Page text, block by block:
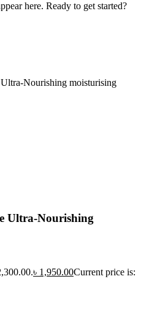
here. Ready to get started?
Nourishing moisturising
Ultra-Nourishing
৳ 1,950.00Current price is: